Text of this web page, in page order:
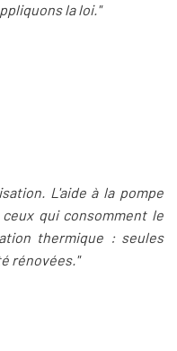
la loi."
L'aide à la pompe
qui consomment le
thermique : seules
rénovées."